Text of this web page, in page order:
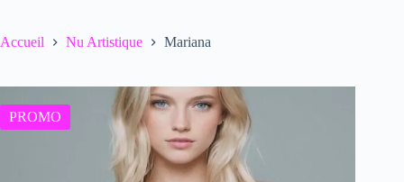
Accueil Nu Artistique Mariana
PROMO